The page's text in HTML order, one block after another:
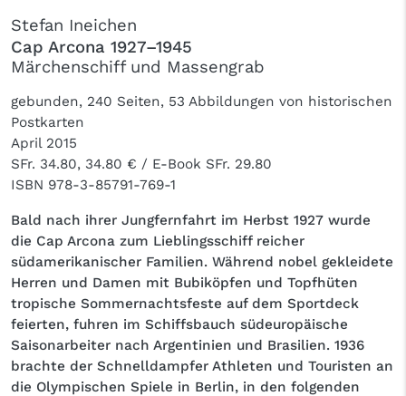
Stefan Ineichen
Cap Arcona 1927–1945
Märchenschiff und Massengrab
gebunden, 240 Seiten, 53 Abbildungen von historischen
Postkarten
April 2015
SFr. 34.80, 34.80 € / E-Book SFr. 29.80
ISBN 978-3-85791-769-1
Bald nach ihrer Jungfernfahrt im Herbst 1927 wurde
die Cap Arcona zum Lieblingsschiff reicher
südamerikanischer Familien. Während nobel gekleidete
Herren und Damen mit Bubiköpfen und Topfhüten
tropische Sommernachtsfeste auf dem Sportdeck
feierten, fuhren im Schiffsbauch südeuropäische
Saisonarbeiter nach Argentinien und Brasilien. 1936
brachte der Schnelldampfer Athleten und Touristen an
die Olympischen Spiele in Berlin, in den folgenden